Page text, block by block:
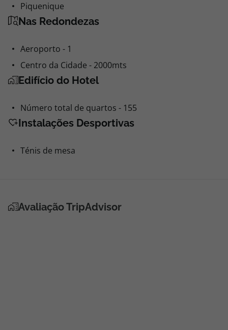
Piquenique
Nas Redondezas
Aeroporto - 1
Centro da Cidade - 2000mts
Edifício do Hotel
Número total de quartos - 155
Instalações Desportivas
Ténis de mesa
Avaliação TripAdvisor